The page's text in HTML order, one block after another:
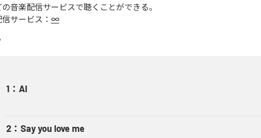
の音楽配信サービスで聴くことができる。
サービス： ∞
1 ： AI
2 ： Say you love me